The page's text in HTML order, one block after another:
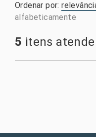
Ordenar por:
alfabeticamente
5 itens